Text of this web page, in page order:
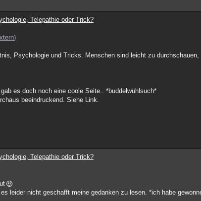
Telepathie oder Trick?
Psychologie und Tricks. Menschen sind leicht zu
es doch noch eine coole Seite.. *buddelwühlsuch*
beeindruckend. Siehe Link.
Telepathie oder Trick?
leider nicht geschafft meine gedanken zu lesen. *ich habe